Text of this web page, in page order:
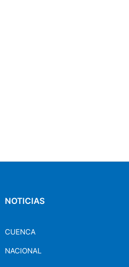
NOTICIAS
CUENCA
NACIONAL